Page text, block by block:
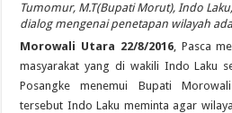
Tumomur, M.T(Bupati Morut), Indo
dialog mengenai penetapan wilayah
Morowali Utara 22/8/2016, Pasca
masyarakat yang di wakili Indo Laku
Posangke menemui Bupati
tersebut Indo Laku meminta agar